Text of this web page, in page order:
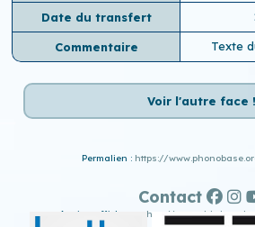
Date du transfert
Commentaire Texte
Voir l'autre face !
Permalien : https://
Ancien affichage : http://
Contact